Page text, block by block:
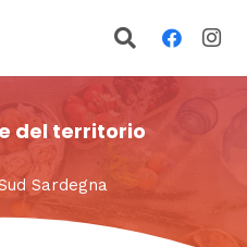
del territorio
Sardegna